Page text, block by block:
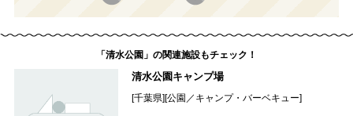
「清水公園」の関連施設もチェック！
清水公園キャンプ場
[千葉県][公園／キャンプ・バーベキュー]